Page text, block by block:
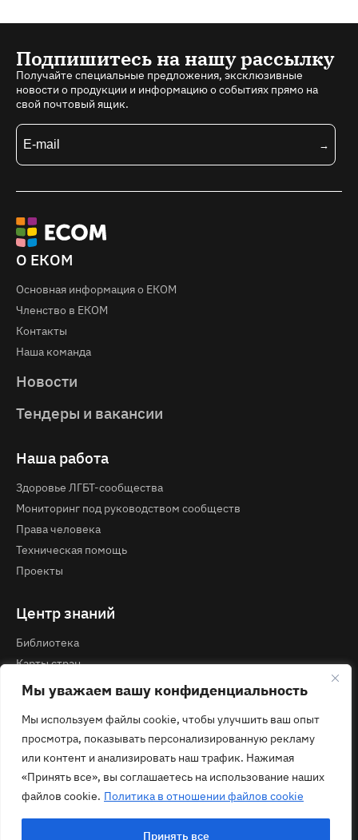
Мы уважаем вашу конфиденциальность
Мы используем файлы cookie, чтобы улучшить ваш опыт
просмотра, показывать персонализированную рекламу
или контент и анализировать наш трафик. Нажимая
«Принять все», вы соглашаетесь на использование наших
файлов cookie. Политика в отношении файлов cookie
Принять все
Подпишитесь на нашу рассылку
Получайте специальные предложения, эксклюзивные
новости о продукции и информацию о событиях прямо на
свой почтовый ящик.
О ЕКОМ
Основная информация о EКOM
Членство в ЕКОМ
Контакты
Наша команда
Новости
Тендеры и вакансии
Наша работа
Здоровье ЛГБТ-сообщества
Мониторинг под руководством сообществ
Права человека
Техническая помощь
Проекты
Центр знаний
Библиотека
Карты стран
Курсы и вебинары
Контакты
Политика конфиденциальности
contact@ecom.ngo